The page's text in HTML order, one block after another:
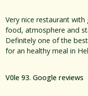
Very nice restaurant with
food, atmosphere and
Definitely one of the
for an healthy meal in
V0le 93. Google reviews